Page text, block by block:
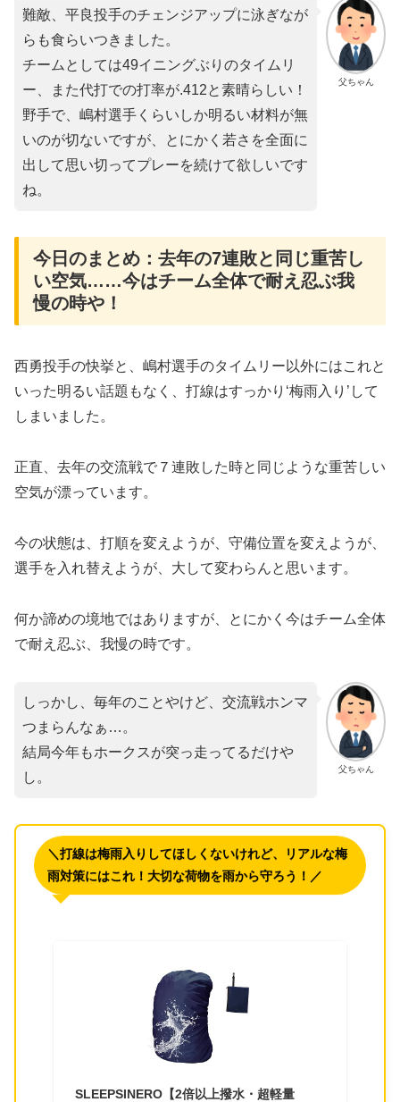
父ちゃん
難敵、平良投手のチェンジアップに泳ぎなが
らも食らいつきました。
チームとしては49イニングぶりのタイムリ
ー、また代打での打率が.412と素晴らしい！
野手で、嶋村選手くらいしか明るい材料が無
いのが切ないですが、とにかく若さを全面に
出して思い切ってプレーを続けて欲しいです
ね。
​今日のまとめ：去年の7連敗と同じ重苦し
い空気……今はチーム全体で耐え忍ぶ我
慢の時や！
西勇投手の快挙と、嶋村選手のタイムリー以外にはこれと
いった明るい話題もなく、打線はすっかり‘梅雨入り’して
しまいました。
正直、去年の交流戦で７連敗した時と同じような重苦しい
空気が漂っています。
今の状態は、打順を変えようが、守備位置を変えようが、
選手を入れ替えようが、大して変わらんと思います。
何か諦めの境地ではありますが、とにかく今はチーム全体
で耐え忍ぶ、我慢の時です。
父ちゃん
しっかし、毎年のことやけど、交流戦ホンマ
つまらんなぁ…。
結局今年もホークスが突っ走ってるだけや
し。
＼打線は梅雨入りしてほしくないけれど、リアルな梅
雨対策にはこれ！大切な荷物を雨から守ろう！／
SLEEPSINERO【2倍以上撥水・超軽量